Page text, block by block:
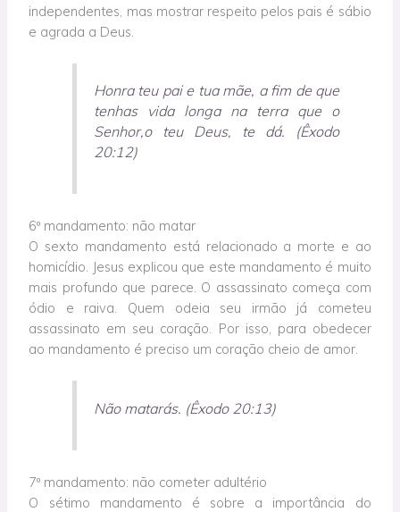
independentes, mas mostrar respeito pelos pais é sábio
e agrada a Deus.
Honra teu pai e tua mãe, a fim de que
tenhas vida longa na terra que o
Senhor,o teu Deus, te dá. (Êxodo
20:12)
6º mandamento: não matar
O sexto mandamento está relacionado a morte e ao
homicídio. Jesus explicou que este mandamento é muito
mais profundo que parece. O assassinato começa com
ódio e raiva. Quem odeia seu irmão já cometeu
assassinato em seu coração. Por isso, para obedecer
ao mandamento é preciso um coração cheio de amor.
Não matarás. (Êxodo 20:13)
7º mandamento: não cometer adultério
O sétimo mandamento é sobre a importância do